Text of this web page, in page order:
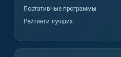
Портативные программы
Рейтинги лучших